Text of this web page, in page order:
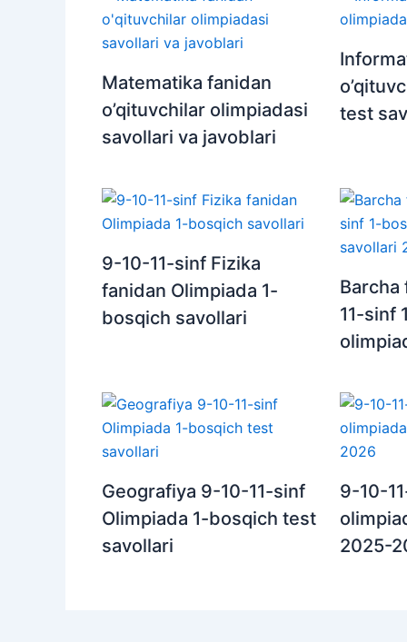
Matematika fanidan
o’qituvchilar olimpiadasi
savollari va javoblari
test
9-10-11-sinf Fizika
fanidan Olimpiada 1-
bosqich savollari
Barcha
11-sinf
Geografiya 9-10-11-sinf
Olimpiada 1-bosqich test
savollari
9-10-
2025-